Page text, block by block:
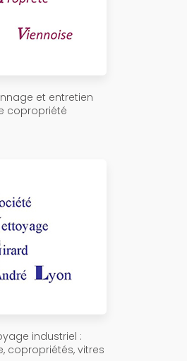
et entretien
copropriété
industriel :
copropriétés, vitres